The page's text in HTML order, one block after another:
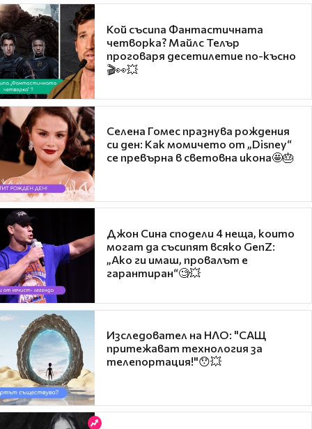
Кой съсипа Фантастичната
четворка? Майлс Телър
проговаря десетилетие по-късно
🎬👀💥
Селена Гомес празнува рождения
си ден: Как момичето от „Disney“
се превърна в световна икона🤩🎂
Джон Сина сподели 4 неща, които
могат да съсипят всяко GenZ:
„Ако ги имаш, провалът е
гарантиран“🧐💥
Изследовател на НЛО: "САЩ
притежават технология за
телепортация!"😯💥